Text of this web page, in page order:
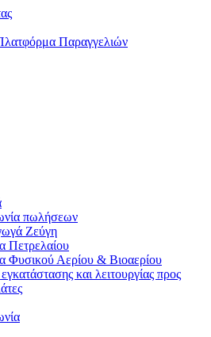
Παραγγελιών
πωλήσεων
Ζεύγη
Πετρελαίου
Φυσικού Αερίου & Βιοαερίου
και λειτουργίας προς